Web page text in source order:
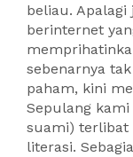
beliau.
berinternet
sebenarnya
paham, kini
Sepulang
suami) terlibat
literasi.